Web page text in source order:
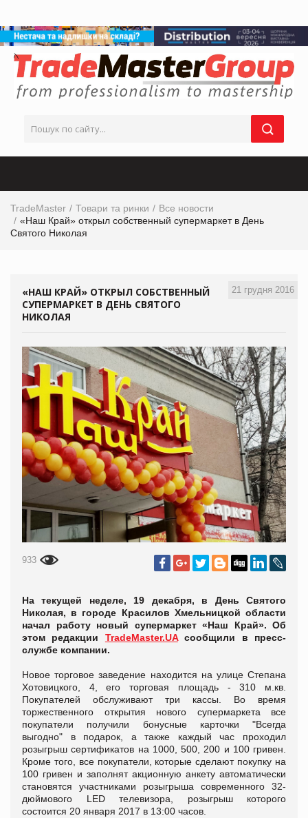
TradeMaster Товари та ринки
Все новости
«Наш Край» открыл собственный супермаркет в День
Святого Николая
21 грудня 2016
«НАШ КРАЙ» ОТКРЫЛ СОБСТВЕННЫЙ
СУПЕРМАРКЕТ В ДЕНЬ СВЯТОГО
НИКОЛАЯ
933
На текущей неделе, 19 декабря, в День Святого
Николая, в городе Красилов Хмельницкой области
начал работу новый супермаркет «Наш Край». Об
этом редакции TradeMaster.UAсообщили в пресс-
службе компании.
Новое торговое заведение находится на улице Степана
Хотовицкого, 4, его торговая площадь - 310 м.кв.
Покупателей обслуживают три кассы. Во время
торжественного открытия нового супермаркета все
покупатели получили бонусные карточки "Всегда
выгодно" в подарок, а также каждый час проходил
розыгрыш сертификатов на 1000, 500, 200 и 100 гривен.
Кроме того, все покупатели, которые сделают покупку на
100 гривен и заполнят акционную анкету автоматически
становятся участниками розыгрыша современного 32-
дюймового LED телевизора, розыгрыш которого
состоится 20 января 2017 в 13:00 часов.